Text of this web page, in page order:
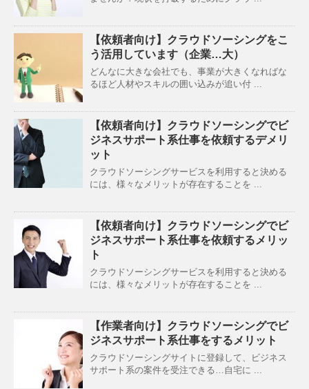
【依頼者向け】クラウドソーシングをこ
う活用しています（企業…大）
どんなに大きな会社でも、事業が大きくなればな
るほど人材やスキルの囲い込みが追い付 ...
【依頼者向け】クラウドソーシングでビ
ジネスサポート系仕事を依頼するデメリ
ット
クラウドソーシングサービスを利用すると決める
には、様々なメリットが存在することを ...
【依頼者向け】クラウドソーシングでビ
ジネスサポート系仕事を依頼するメリッ
ト
クラウドソーシングサービスを利用すると決める
には、様々なメリットが存在することを ...
【作業者向け】クラウドソーシングでビ
ジネスサポート系仕事をするメリット
クラウドソーシングサイトに登録して、ビジネス
サポート系の案件を受注できる…自宅に ...